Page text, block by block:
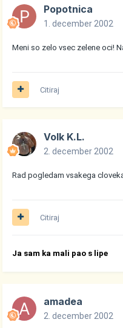
Popotnica
1. december 2002
Meni so zelo vsec zelene oci!
Citiraj
Volk K.L.
2. december 2002
Rad pogledam vsakega
Citiraj
Ja sam ka mali pao s lipe
amadea
2. december 2002